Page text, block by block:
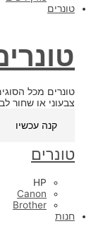
טונרים
טונרים מכל
צבעוני או שחור
קנה עכשיו
טונרים
HP
Canon
Brother
חנות